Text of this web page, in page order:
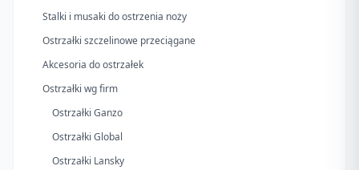
Stalki i musaki do ostrzenia noży
Ostrzałki szczelinowe przeciągane
Akcesoria do ostrzałek
Ostrzałki wg firm
Ostrzałki Ganzo
Ostrzałki Global
Ostrzałki Lansky